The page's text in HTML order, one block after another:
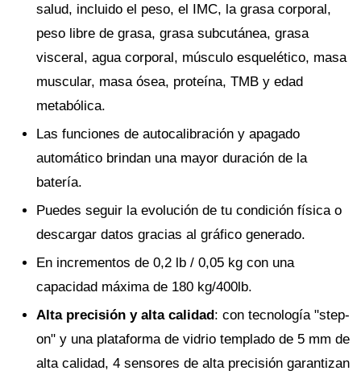
salud, incluido el peso, el IMC, la grasa corporal,
peso libre de grasa, grasa subcutánea, grasa
visceral, agua corporal, músculo esquelético, masa
muscular, masa ósea, proteína, TMB y edad
metabólica.
Las funciones de autocalibración y apagado
automático brindan una mayor duración de la
batería.
Puedes seguir la evolución de tu condición física o
descargar datos gracias al gráfico generado.
En incrementos de 0,2 lb / 0,05 kg con una
capacidad máxima de 180 kg/400lb.
Alta precisión y alta calidad: con tecnología "step-
on" y una plataforma de vidrio templado de 5 mm de
alta calidad, 4 sensores de alta precisión garantizan